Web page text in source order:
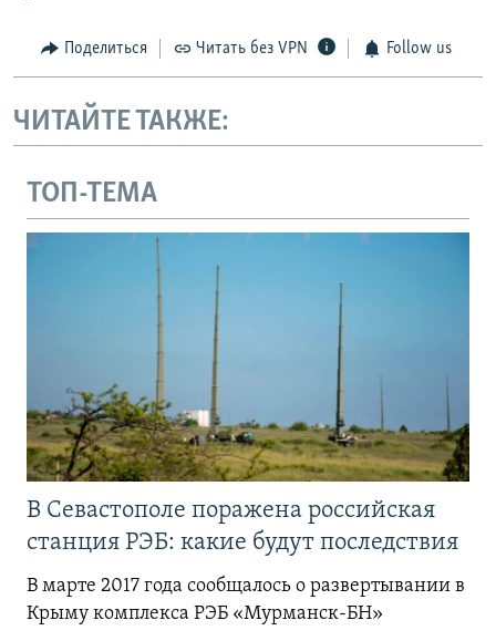
Поделиться Читать без VPN Follow us
ЧИТАЙТЕ ТАКЖЕ:
ТОП-ТЕМА
В Севастополе поражена российская
станция РЭБ: какие будут последствия
В марте 2017 года сообщалось о развертывании в
Крыму комплекса РЭБ «Мурманск-БН»